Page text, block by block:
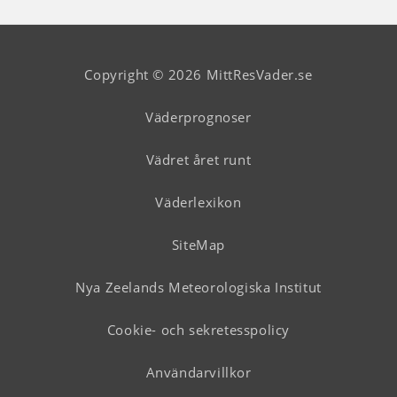
Copyright © 2026 MittResVader.se
Väderprognoser
Vädret året runt
Väderlexikon
SiteMap
Nya Zeelands Meteorologiska Institut
Cookie- och sekretesspolicy
Användarvillkor